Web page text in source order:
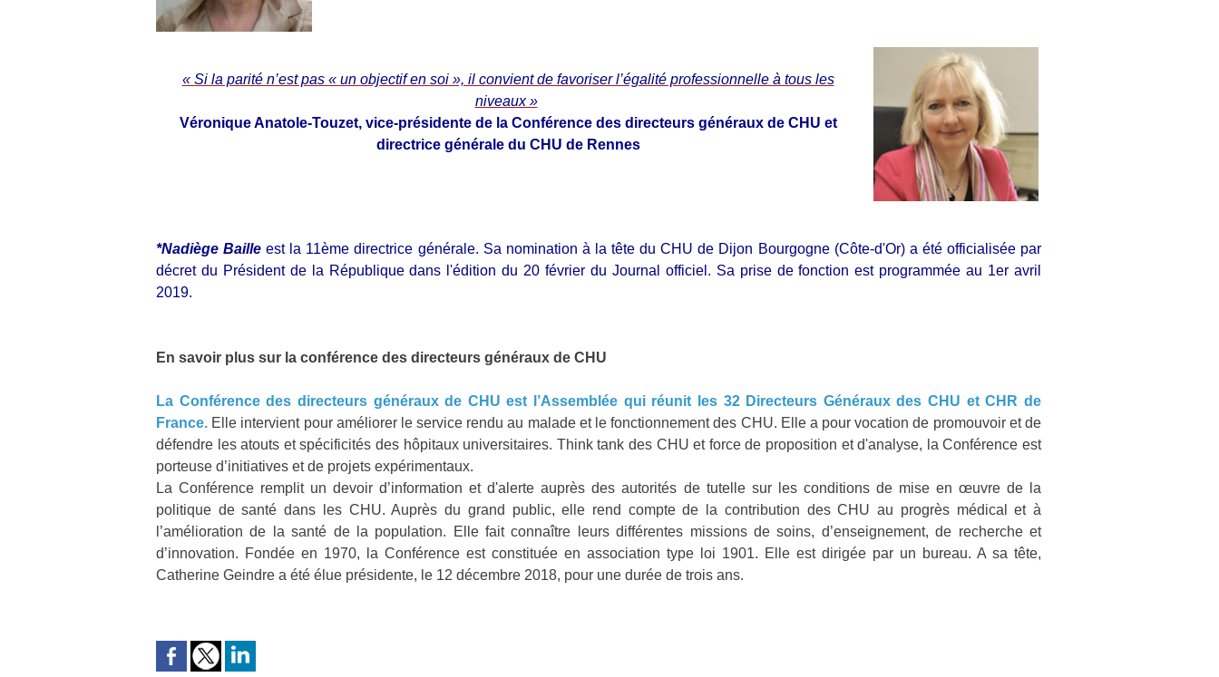
« Si la parité n’est pas « un objectif en soi », il convient de favoriser l’égalité professionnelle à tous les
niveaux »
Véronique Anatole-Touzet, vice-présidente de la Conférence des directeurs généraux de CHU et
directrice générale du CHU de Rennes
*Nadiège Baille est la 11ème directrice générale. Sa nomination à la tête du CHU de Dijon Bourgogne (Côte-d'Or) a été officialisée par
décret du Président de la République dans l'édition du 20 février du Journal officiel. Sa prise de fonction est programmée au 1er avril
2019.
En savoir plus sur la conférence des directeurs généraux de CHU
La Conférence des directeurs généraux de CHU est l’Assemblée qui réunit les 32 Directeurs Généraux des CHU et CHR de
France. Elle intervient pour améliorer le service rendu au malade et le fonctionnement des CHU. Elle a pour vocation de promouvoir et de
défendre les atouts et spécificités des hôpitaux universitaires. Think tank des CHU et force de proposition et d'analyse, la Conférence est
porteuse d’initiatives et de projets expérimentaux.
La Conférence remplit un devoir d’information et d'alerte auprès des autorités de tutelle sur les conditions de mise en œuvre de la
politique de santé dans les CHU. Auprès du grand public, elle rend compte de la contribution des CHU au progrès médical et à
l’amélioration de la santé de la population. Elle fait connaître leurs différentes missions de soins, d’enseignement, de recherche et
d’innovation. Fondée en 1970, la Conférence est constituée en association type loi 1901. Elle est dirigée par un bureau. A sa tête,
Catherine Geindre a été élue présidente, le 12 décembre 2018, pour une durée de trois ans.